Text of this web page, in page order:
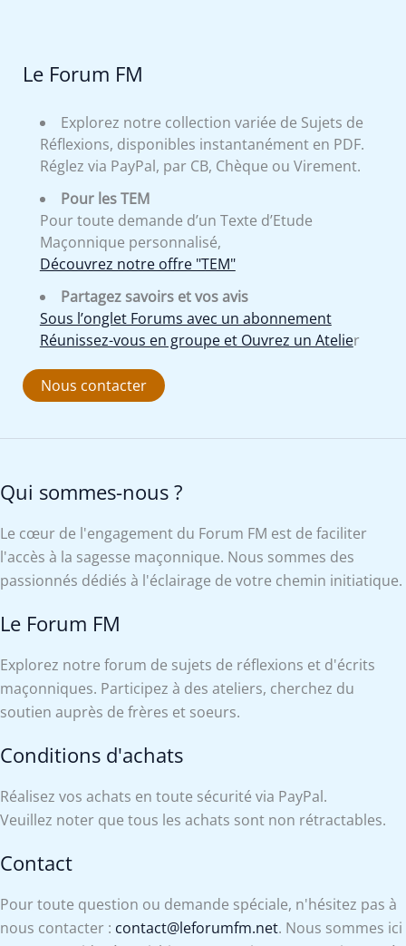
Le Forum FM
Explorez notre collection variée de Sujets de
Réflexions, disponibles instantanément en PDF.
Réglez via PayPal, par CB, Chèque ou Virement.
Pour les TEM
Pour toute demande d’un Texte d’Etude
Maçonnique personnalisé,
Découvrez notre offre "TEM"
Partagez savoirs et vos avis
Sous l’onglet Forums avec un abonnement
Réunissez-vous en groupe et Ouvrez un Atelier
Nous contacter
Qui sommes-nous ?
Le cœur de l'engagement du Forum FM est de faciliter
l'accès à la sagesse maçonnique. Nous sommes des
passionnés dédiés à l'éclairage de votre chemin initiatique.
Le Forum FM
Explorez notre forum de sujets de réflexions et d'écrits
maçonniques. Participez à des ateliers, cherchez du
soutien auprès de frères et soeurs.
Conditions d'achats
Réalisez vos achats en toute sécurité via PayPal.
Veuillez noter que tous les achats sont non rétractables.
Contact
Pour toute question ou demande spéciale, n'hésitez pas à
nous contacter : contact@leforumfm.net. Nous sommes ici